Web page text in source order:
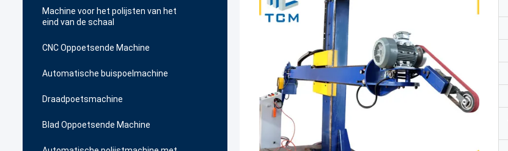
Machine voor het polijsten van het
eind van de schaal
CNC Oppoetsende Machine
Automatische buispoelmachine
Draadpoetsmachine
Blad Oppoetsende Machine